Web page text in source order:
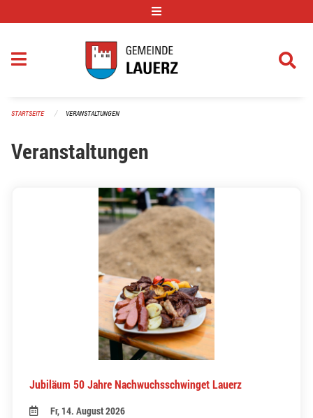
STARTSEITE VERANSTALTUNGEN
Veranstaltungen
Jubiläum 50 Jahre Nachwuchsschwinget Lauerz
Fr, 14. August 2026